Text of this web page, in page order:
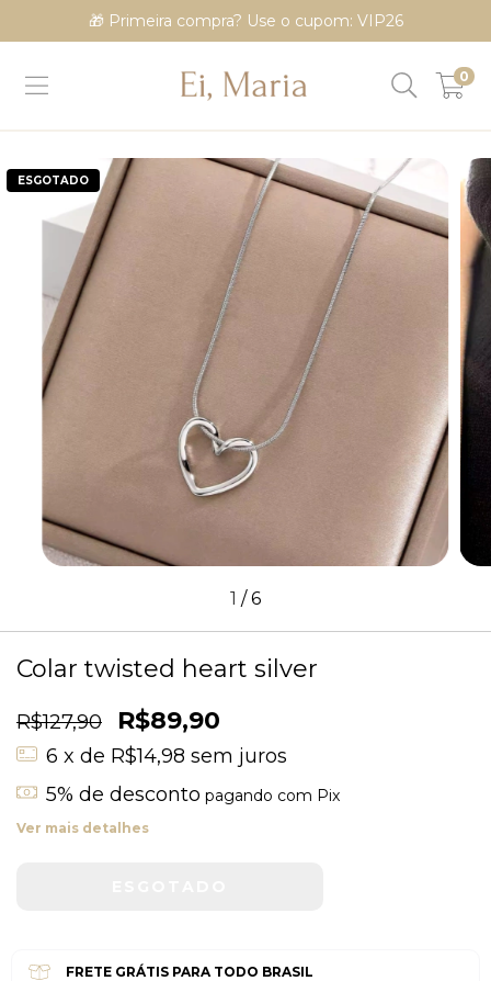
🎁 Primeira compra? Use o cupom: VIP26
0
ESGOTADO
1 /6
Colar twisted heart silver
R$127,90 R$89,90
6 x de R$14,98 sem juros
5% de desconto pagando com Pix
Ver mais detalhes
FRETE GRÁTIS PARA TODO BRASIL